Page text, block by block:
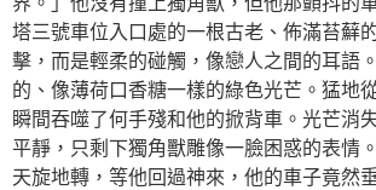
塔三號車位入口處的一根古老、佈滿苔蘚
擊，而是輕柔的碰觸，像戀人之間的耳語
的、像薄荷口香糖一樣的綠色光芒。猛地
瞬間吞噬了何手殘和他的掀背車。光芒消
平靜，只剩下獨角獸雕像一臉困惑的表情
天旋地轉，等他回過神來，他的車子竟然